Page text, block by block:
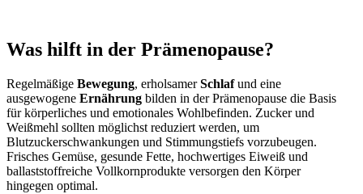
Was hilft in der Prämenopause?
Regelmäßige Bewegung, erholsamerSchlafund eine
ausgewogene Ernährung bilden in der Prämenopause die Basis
für körperliches und emotionales Wohlbefinden. Zucker und
Weißmehl sollten möglichst reduziert werden, um
Blutzuckerschwankungen und Stimmungstiefs vorzubeugen.
Frisches Gemüse, gesunde Fette, hochwertiges Eiweiß und
ballaststoffreiche Vollkornprodukte versorgen den Körper
hingegen optimal.